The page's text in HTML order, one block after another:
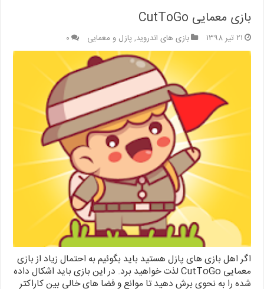
بازی معمایی CutToGo
۲۱ تیر ۱۳۹۸ بازی های اندروید, پازل و معمایی ۰
اگر اهل بازی های پازل هستید باید بگوئیم به احتمال زیاد از بازی
معمایی CutToGo لذت خواهید برد. در این بازی باید اشکال داده
شده را به نحوی برش دهید تا موانع و فضا های خالی بین کاراکتر